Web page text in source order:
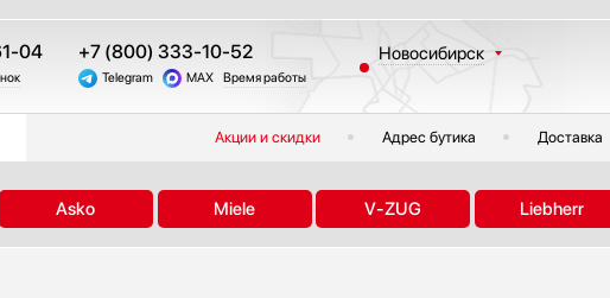
04 +7 (800) 333-10-52
Telegram MAX Время работы
Новосибирск
Санкт-Петербург
Краснодар
Екатеринбург
Акции и скидки Адрес бутика Доставка
Asko Miele V-ZUG Liebherr